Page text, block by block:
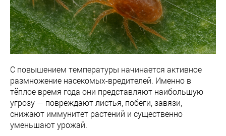
С повышением температуры начинается активное
размножение насекомых-вредителей. Именно в
тёплое время года они представляют наибольшую
угрозу — повреждают листья, побеги, завязи,
снижают иммунитет растений и существенно
уменьшают урожай.